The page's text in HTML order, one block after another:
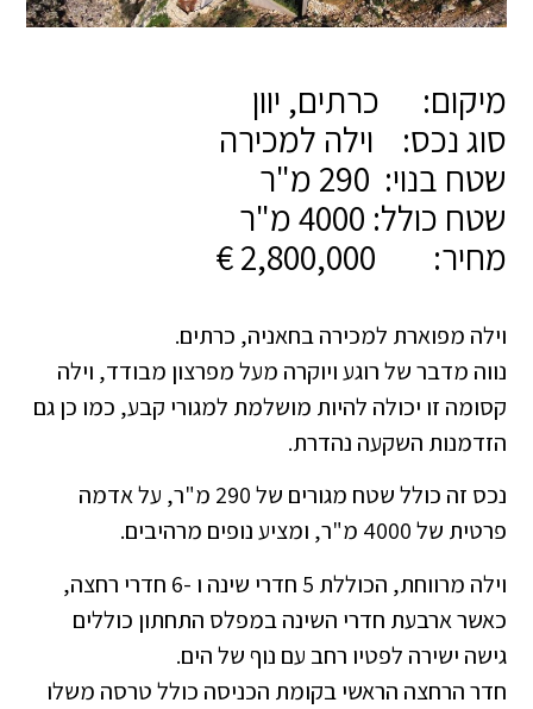
מיקום: כרתים, יוון
סוג נכס: וילה למכירה
שטח בנוי: 290 מ"ר
שטח כולל: 4000 מ"ר
מחיר: 2,800,000 €
וילה מפוארת למכירה בחאניה, כרתים.
נווה מדבר של רוגע ויוקרה מעל מפרצון מבודד, וילה
קסומה זו יכולה להיות מושלמת למגורי קבע, כמו כן גם
הזדמנות השקעה נהדרת.
נכס זה כולל שטח מגורים של 290 מ"ר, על אדמה
פרטית של 4000 מ"ר, ומציע נופים מרהיבים.
וילה מרווחת, הכוללת 5 חדרי שינה ו -6 חדרי רחצה,
כאשר ארבעת חדרי השינה במפלס התחתון כוללים
גישה ישירה לפטיו רחב עם נוף של הים.
חדר הרחצה הראשי בקומת הכניסה כולל טרסה משלו